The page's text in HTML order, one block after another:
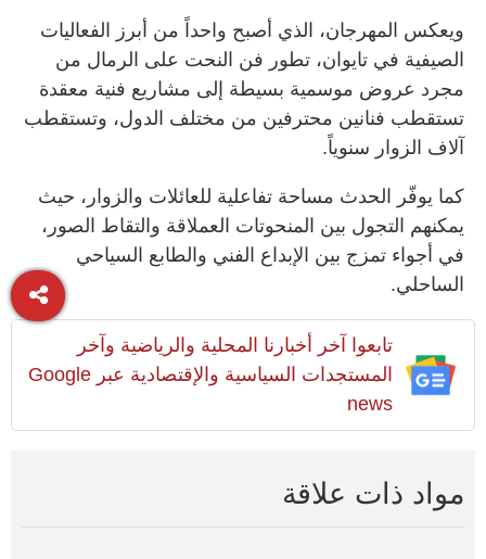
ويعكس المهرجان، الذي أصبح واحداً من أبرز الفعاليات
الصيفية في تايوان، تطور فن النحت على الرمال من
مجرد عروض موسمية بسيطة إلى مشاريع فنية معقدة
تستقطب فنانين محترفين من مختلف الدول، وتستقطب
آلاف الزوار سنوياً.
كما يوفّر الحدث مساحة تفاعلية للعائلات والزوار، حيث
يمكنهم التجول بين المنحوتات العملاقة والتقاط الصور،
في أجواء تمزج بين الإبداع الفني والطابع السياحي
الساحلي.
تابعوا آخر أخبارنا المحلية والرياضية وآخر
المستجدات السياسية والإقتصادية عبر Google
news
مواد ذات علاقة